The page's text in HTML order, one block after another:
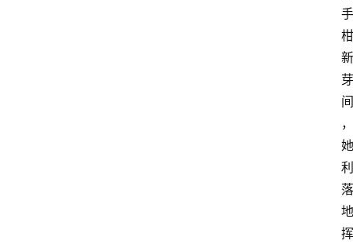
手
柑
新
芽
间
，
她
利
落
地
挥